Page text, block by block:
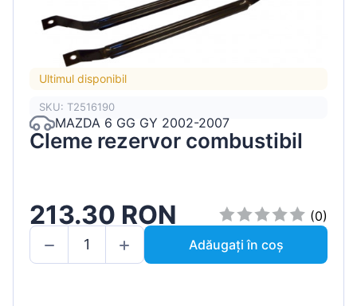
Ultimul disponibil
SKU: T2516190
MAZDA 6 GG GY 2002-2007
Cleme rezervor combustibil
213.30 RON
(0)
Adăugați în coș